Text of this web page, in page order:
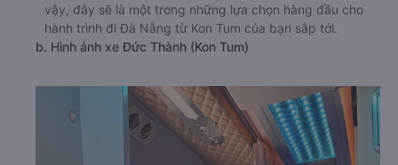
vậy, đây sẽ là một trong những lựa chọn hàng đầu cho
hành trình đi Đà Nẵng từ Kon Tum của bạn sắp tới.
b. Hình ảnh xe Đức Thành (Kon Tum)